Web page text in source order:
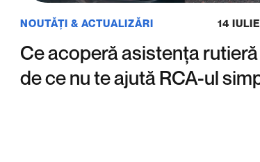
NOUTĂȚI & ACTUALIZĂRI 14
Ce acoperă asistența
de ce nu te ajută RCA-ul